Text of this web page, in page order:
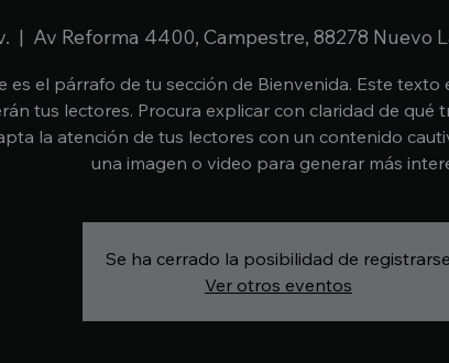
  |
Av Reforma 4400, Campestre, 88278 Nuevo
es el párrafo de tu sección de Bienvenida. Este texto
tus lectores. Procura explicar con claridad de qué
la atención de tus lectores con un contenido
una imagen o video para generar más
Se ha cerrado la posibilidad de registrarse
Ver otros eventos